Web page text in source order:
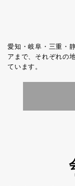
愛知・岐阜・三重・
アまで、それぞれの
ています。